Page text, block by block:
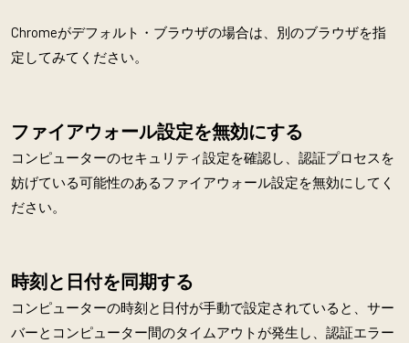
Chromeがデフォルト・ブラウザの場合は、別のブラウザを指
定してみてください。
ファイアウォール設定を無効にする
コンピューターのセキュリティ設定を確認し、認証プロセスを
妨げている可能性のあるファイアウォール設定を無効にしてく
ださい。
時刻と日付を同期する
コンピューターの時刻と日付が手動で設定されていると、サー
バーとコンピューター間のタイムアウトが発生し、認証エラー